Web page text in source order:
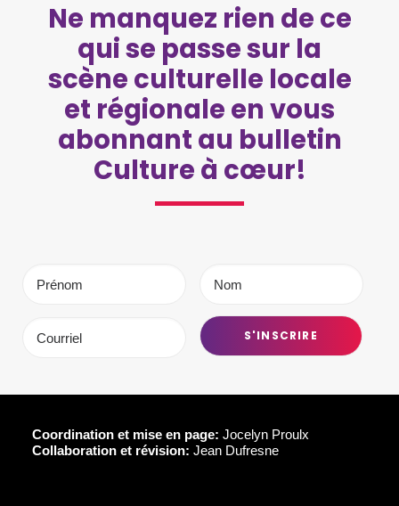
Ne manquez rien de ce
qui se passe sur la
scène culturelle locale
et régionale en vous
abonnant au bulletin
Culture à cœur!
Coordination et mise en page: Jocelyn Proulx
Collaboration et révision: Jean Dufresne